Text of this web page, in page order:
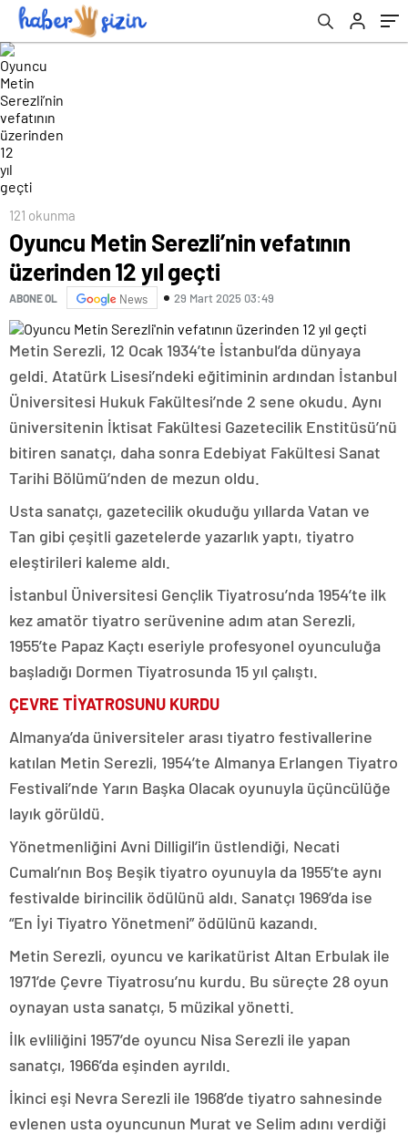
121 okunma
Oyuncu Metin Serezli’nin vefatının
üzerinden 12 yıl geçti
ABONE OL News 29 Mart 2025 03:49
Metin Serezli, 12 Ocak 1934’te İstanbul’da dünyaya
geldi. Atatürk Lisesi’ndeki eğitiminin ardından İstanbul
Üniversitesi Hukuk Fakültesi’nde 2 sene okudu. Aynı
üniversitenin İktisat Fakültesi Gazetecilik Enstitüsü’nü
bitiren sanatçı, daha sonra Edebiyat Fakültesi Sanat
Tarihi Bölümü’nden de mezun oldu.
Usta sanatçı, gazetecilik okuduğu yıllarda Vatan ve
Tan gibi çeşitli gazetelerde yazarlık yaptı, tiyatro
eleştirileri kaleme aldı.
İstanbul Üniversitesi Gençlik Tiyatrosu’nda 1954’te ilk
kez amatör tiyatro serüvenine adım atan Serezli,
1955’te Papaz Kaçtı eseriyle profesyonel oyunculuğa
başladığı Dormen Tiyatrosunda 15 yıl çalıştı.
ÇEVRE TİYATROSUNU KURDU
Almanya’da üniversiteler arası tiyatro festivallerine
katılan Metin Serezli, 1954’te Almanya Erlangen Tiyatro
Festivali’nde Yarın Başka Olacak oyunuyla üçüncülüğe
layık görüldü.
Yönetmenliğini Avni Dilligil’in üstlendiği, Necati
Cumalı’nın Boş Beşik tiyatro oyunuyla da 1955’te aynı
festivalde birincilik ödülünü aldı. Sanatçı 1969’da ise
“En İyi Tiyatro Yönetmeni” ödülünü kazandı.
Metin Serezli, oyuncu ve karikatürist Altan Erbulak ile
1971’de Çevre Tiyatrosu’nu kurdu. Bu süreçte 28 oyun
oynayan usta sanatçı, 5 müzikal yönetti.
İlk evliliğini 1957’de oyuncu Nisa Serezli ile yapan
sanatçı, 1966’da eşinden ayrıldı.
İkinci eşi Nevra Serezli ile 1968’de tiyatro sahnesinde
evlenen usta oyuncunun Murat ve Selim adını verdiği